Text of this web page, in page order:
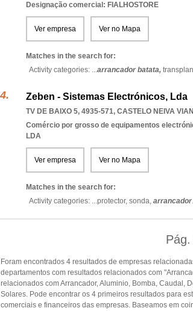
Designação comercial: FIALHOSTORE
Ver empresa Ver no Mapa
Matches in the search for:
Activity categories: ...arrancador batata,
Zeben - Sistemas Electrónicos, Lda
TV DE BAIXO 5, 4935-571, CASTELO NEIVA
Comércio por grosso de equipamentos
LDA
Ver empresa Ver no Mapa
Matches in the search for:
Activity categories: ...protector, sonda, arrancador
Pág.
Foram encontrados 4 resultados de empresas
departamentos com resultados relacionados com
relacionados com Arrancador, Aluminio, Bomba, Caudal,
Solares. Pode encontrar os 4 primeiros resultados para
comerciais e financeiros das empresas. Baseamos em